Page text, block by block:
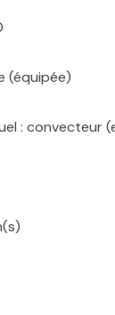
(équipée)
: convecteur